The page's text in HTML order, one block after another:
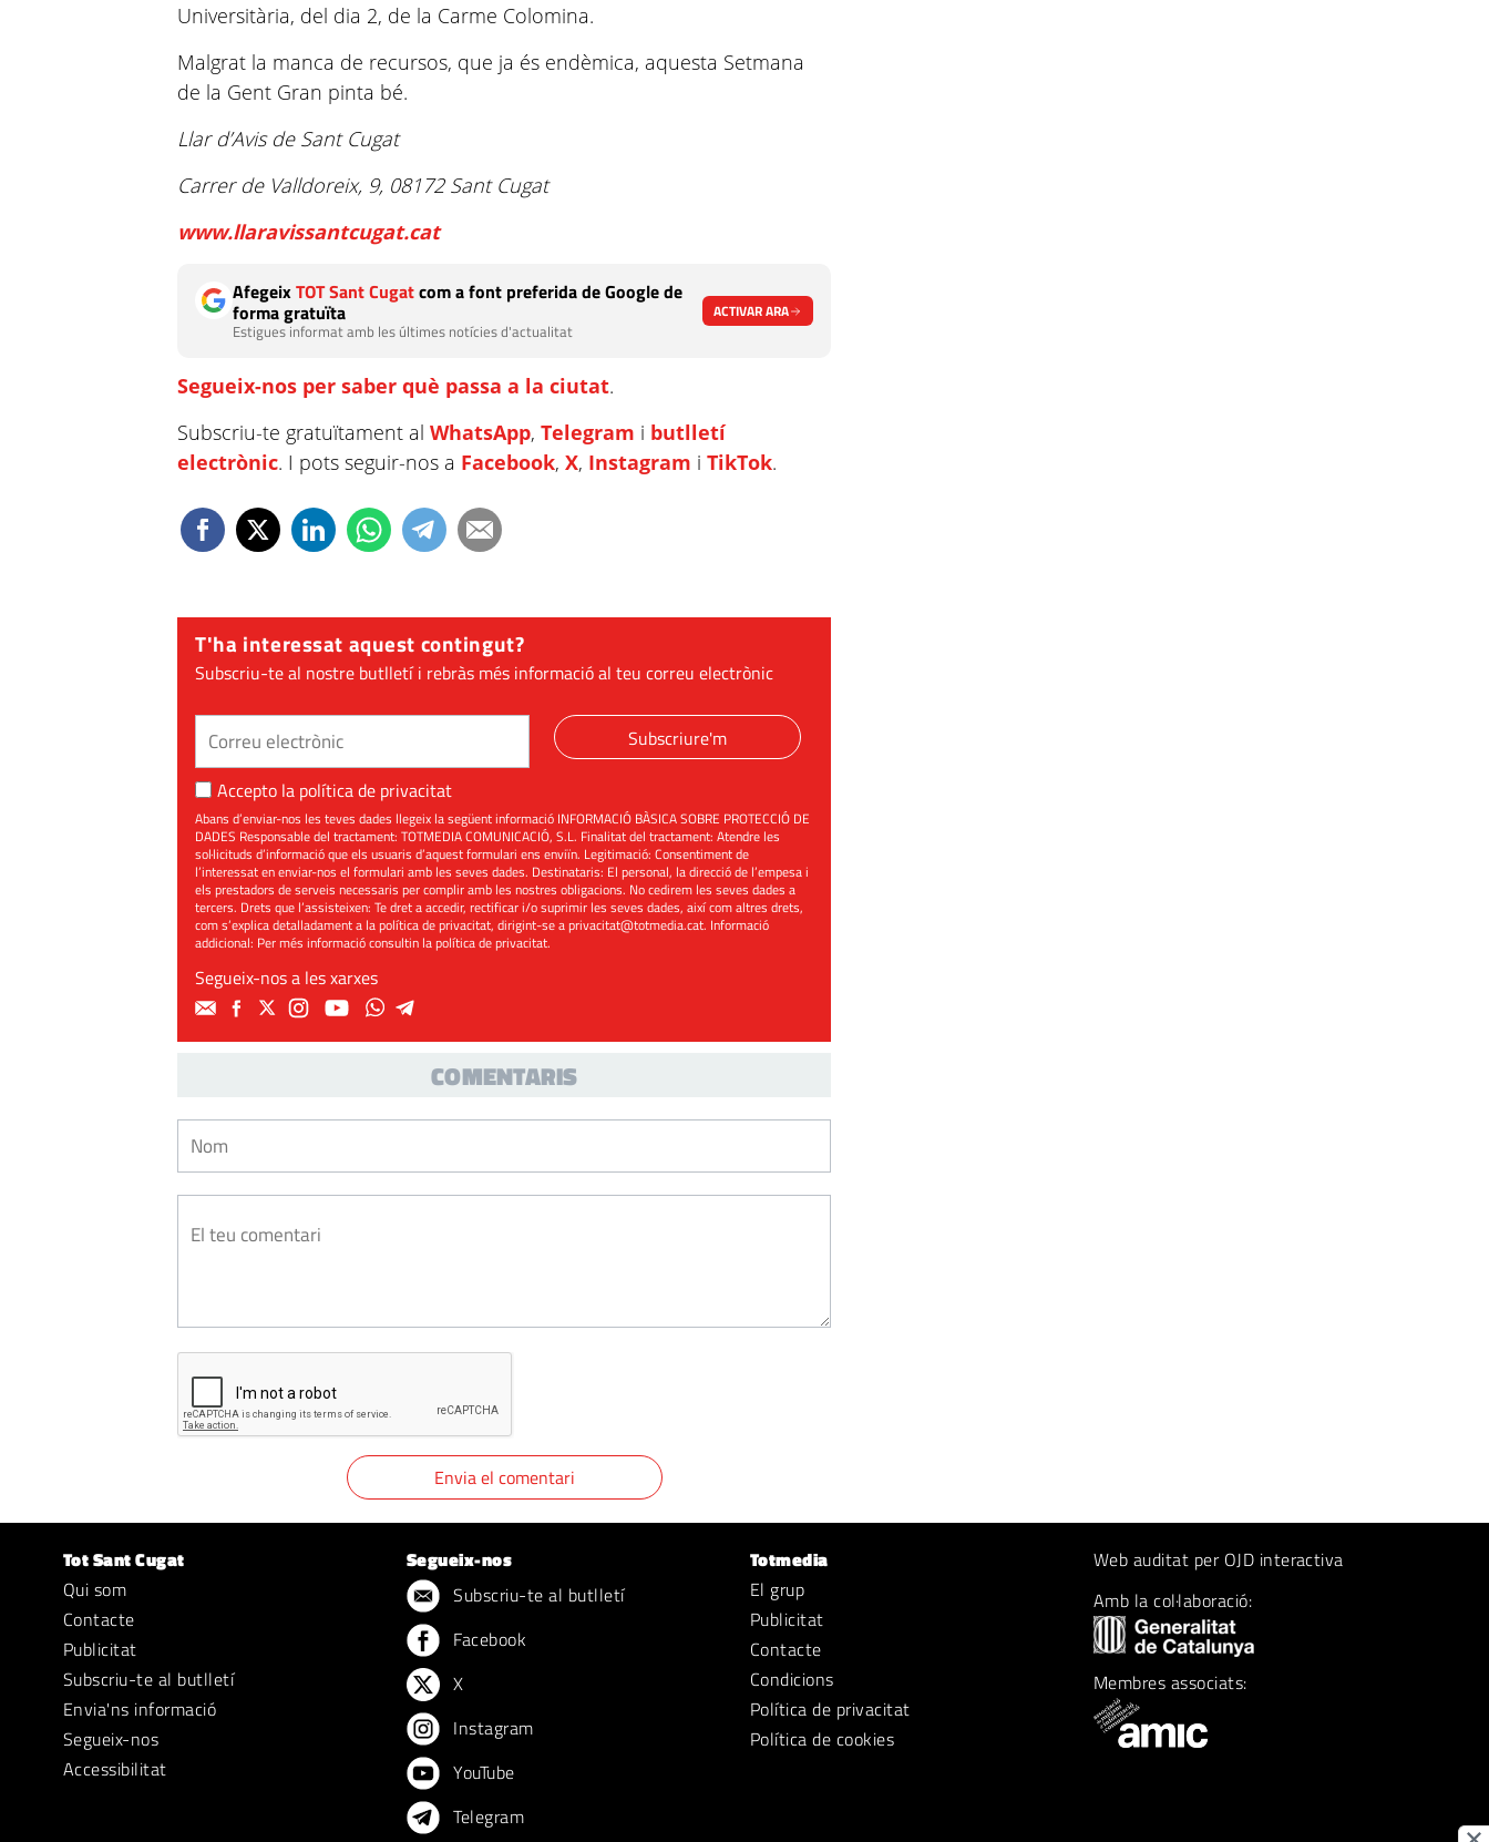
Universitària, del dia 2, de la Carme Colomina.
Malgrat la manca de recursos, que ja és endèmica, aquesta Setmana
de la Gent Gran pinta bé.
Llar d’Avis de Sant Cugat
Carrer de Valldoreix, 9, 08172 Sant Cugat
www.llaravissantcugat.cat
AfegeixTOT Sant Cugatcom a font preferida de Google de
forma gratuïta
Estigues informat amb les últimes notícies d'actualitat
ACTIVAR ARA
Segueix-nos per saber què passa a la ciutat.
Subscriu-te gratuïtament alWhatsApp,Telegram i butlletí
electrònic. I pots seguir-nos a Facebook,X, Instagram iTikTok.
T'ha interessat aquest contingut?
Subscriu-te al nostre butlletí i rebràs més informació al teu correu electrònic
Subscriure'm
Accepto la política de privacitat
Abans d’enviar-nos les teves dades llegeix la següent informació INFORMACIÓ BÀSICA SOBRE PROTECCIÓ DE
DADES Responsable del tractament: TOTMEDIA COMUNICACIÓ, S.L. Finalitat del tractament: Atendre les
sol·licituds d’informació que els usuaris d’aquest formulari ens enviïn. Legitimació: Consentiment de
l’interessat en enviar-nos el formulari amb les seves dades. Destinataris: El personal, la direcció de l’empesa i
els prestadors de serveis necessaris per complir amb les nostres obligacions. No cedirem les seves dades a
tercers. Drets que l’assisteixen: Te dret a accedir, rectificar i/o suprimir les seves dades, així com altres drets,
com s’explica detalladament a la política de privacitat, dirigint-se aprivacitat@totmedia.cat. Informació
addicional: Per més informació consultin lapolítica de privacitat.
Segueix-nos a les xarxes
COMENTARIS
Tot Sant Cugat
Qui som
Contacte
Publicitat
Subscriu-te al butlletí
Envia'ns informació
Segueix-nos
Accessibilitat
Segueix-nos
Subscriu-te al butlletí
Facebook
X
Instagram
YouTube
Telegram
Totmedia
El grup
Publicitat
Contacte
Condicions
Política de privacitat
Política de cookies
Web auditat per OJD interactiva
Amb la col·laboració:
Membres associats: